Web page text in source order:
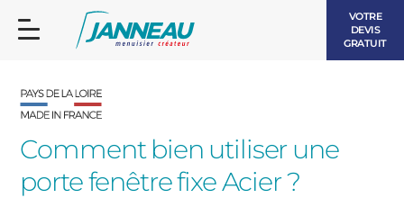
VOTRE
DEVIS
GRATUIT
Comment bien utiliser une
porte fenêtre fixe Acier ?